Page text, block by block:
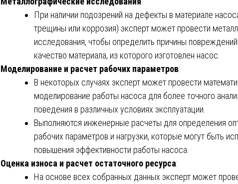
При наличии подозрений на дефекты в материале
трещины или коррозия) эксперт может провести
исследования, чтобы определить причины
качество материала, из которого изготовлен насос.
Моделирование и расчет рабочих параметров:
В некоторых случаях эксперт может провести
моделирование работы насоса для более точного
поведения в различных условиях эксплуатации.
Выполняются инженерные расчеты для определения
рабочих параметров и нагрузки, которые могут быть
повышения эффективности работы насоса.
Оценка износа и расчет остаточного ресурса:
На основе всех собранных данных эксперт может